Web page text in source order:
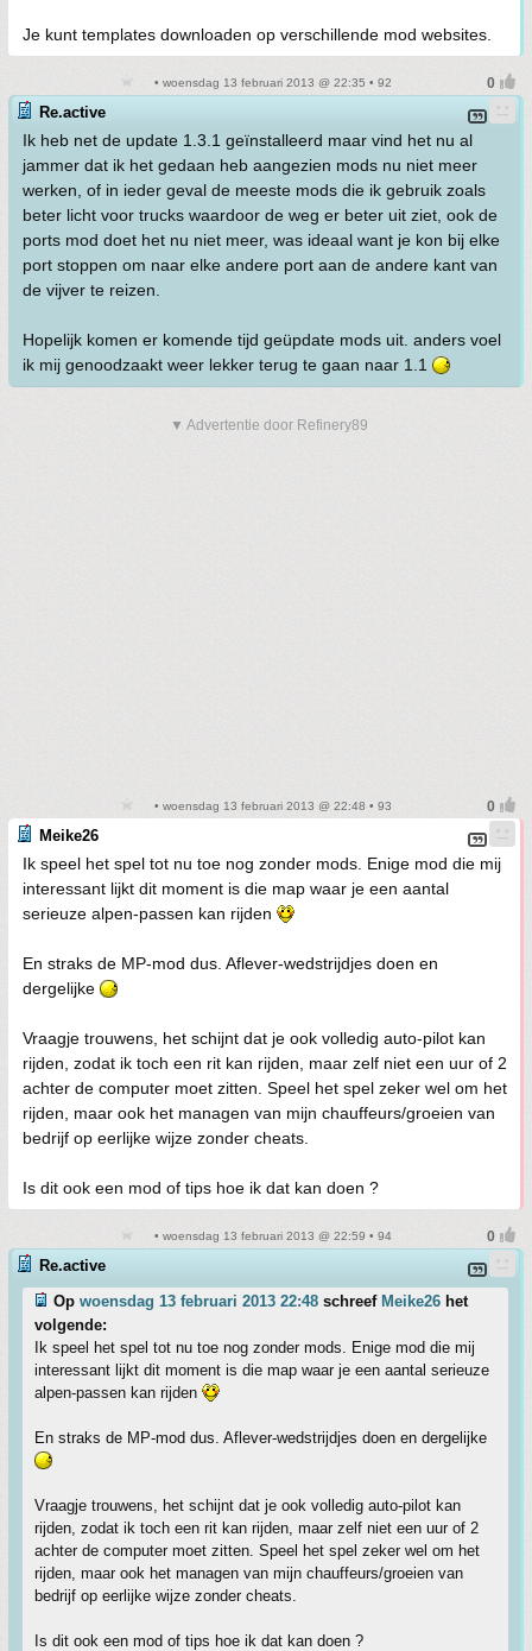
Je kunt templates downloaden op verschillende mod websites.
• woensdag 13 februari 2013 @ 22:35 • 92
Re.active
Ik heb net de update 1.3.1 geïnstalleerd maar vind het nu al
jammer dat ik het gedaan heb aangezien mods nu niet meer
werken, of in ieder geval de meeste mods die ik gebruik zoals
beter licht voor trucks waardoor de weg er beter uit ziet, ook de
ports mod doet het nu niet meer, was ideaal want je kon bij elke
port stoppen om naar elke andere port aan de andere kant van
de vijver te reizen.
Hopelijk komen er komende tijd geüpdate mods uit. anders voel
ik mij genoodzaakt weer lekker terug te gaan naar 1.1
▼ Advertentie door Refinery89
• woensdag 13 februari 2013 @ 22:48 • 93
Meike26
Ik speel het spel tot nu toe nog zonder mods. Enige mod die mij
interessant lijkt dit moment is die map waar je een aantal
serieuze alpen-passen kan rijden
En straks de MP-mod dus. Aflever-wedstrijdjes doen en
dergelijke
Vraagje trouwens, het schijnt dat je ook volledig auto-pilot kan
rijden, zodat ik toch een rit kan rijden, maar zelf niet een uur of 2
achter de computer moet zitten. Speel het spel zeker wel om het
rijden, maar ook het managen van mijn chauffeurs/groeien van
bedrijf op eerlijke wijze zonder cheats.
Is dit ook een mod of tips hoe ik dat kan doen ?
• woensdag 13 februari 2013 @ 22:59 • 94
Re.active
Op woensdag 13 februari 2013 22:48 schreef Meike26 het
volgende:
Ik speel het spel tot nu toe nog zonder mods. Enige mod die mij
interessant lijkt dit moment is die map waar je een aantal serieuze
alpen-passen kan rijden
En straks de MP-mod dus. Aflever-wedstrijdjes doen en dergelijke
Vraagje trouwens, het schijnt dat je ook volledig auto-pilot kan
rijden, zodat ik toch een rit kan rijden, maar zelf niet een uur of 2
achter de computer moet zitten. Speel het spel zeker wel om het
rijden, maar ook het managen van mijn chauffeurs/groeien van
bedrijf op eerlijke wijze zonder cheats.
Is dit ook een mod of tips hoe ik dat kan doen ?